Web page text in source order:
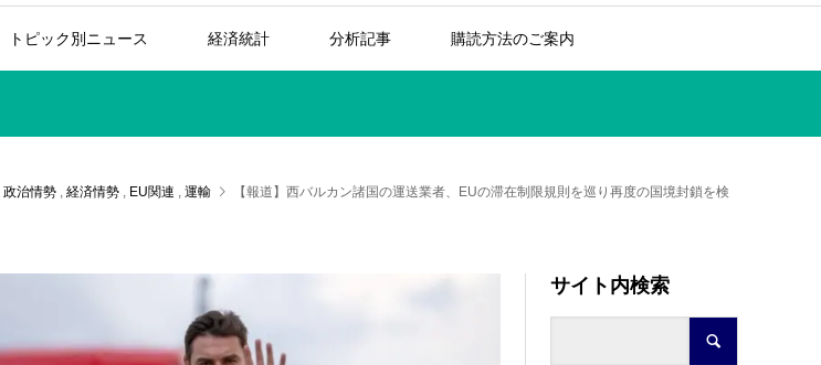
トピック別ニュース 経済統計 分析記事 購読方法のご案内
政治情勢 経済情勢 EU関連 運輸
【報道】西バルカン諸国の運送業者、EUの滞在制限規則を巡り再度の国境封鎖を検
サイト内検索